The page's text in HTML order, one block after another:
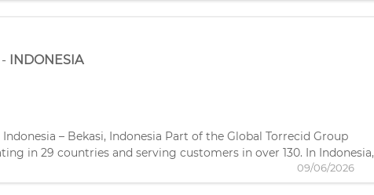
- INDONESIA
– Bekasi, Indonesia Part of the Global Torrecid Group
in 29 countries and serving customers in over 130. In Indonesia,
since 1995. We
09/06/2026